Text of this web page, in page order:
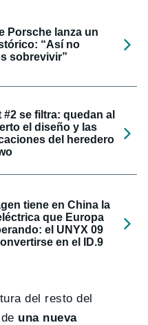
Porsche lanza un
“Así no
sobrevivir”
#2 se filtra: quedan al
el diseño y las
del heredero
tiene en China la
que Europa
el UNYX 09
en el ID.9
del resto del
una nueva